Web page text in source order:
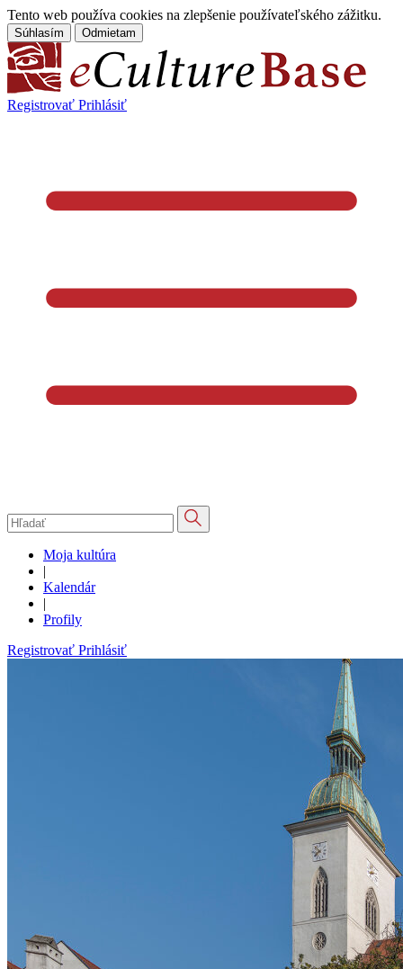
Tento web používa cookies na zlepšenie používateľského zážitku.
Súhlasím Odmietam
Registrovať Prihlásiť
Moja kultúra
|
Kalendár
|
Profily
Registrovať Prihlásiť